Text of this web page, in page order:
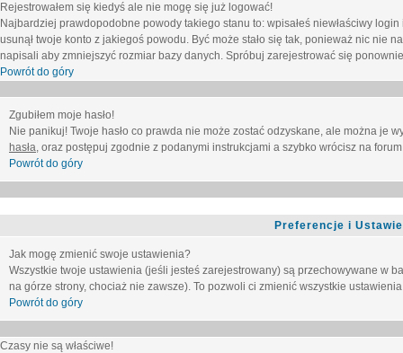
Rejestrowałem się kiedyś ale nie mogę się już logować!
Najbardziej prawdopodobne powody takiego stanu to: wpisałeś niewłaściwy
usunął twoje konto z jakiegoś powodu. Być może stało się tak, ponieważ nic nie
napisali aby zmniejszyć rozmiar bazy danych. Spróbuj zarejestrować się
Powrót do góry
Zgubiłem moje hasło!
Nie panikuj! Twoje hasło co prawda nie może zostać odzyskane, ale można je
hasła, oraz postępuj zgodnie z podanymi instrukcjami a szybko wrócisz na forum
Powrót do góry
Preferencje i
Jak mogę zmienić swoje ustawienia?
Wszystkie twoje ustawienia (jeśli jesteś zarejestrowany) są przechowywane w
na górze strony, chociaż nie zawsze). To pozwoli ci zmienić wszystkie
Powrót do góry
Czasy nie są właściwe!